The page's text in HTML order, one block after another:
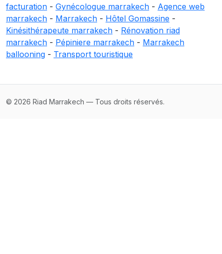
facturation - Gynécologue marrakech - Agence web
marrakech - Marrakech - Hôtel Gomassine -
Kinésithérapeute marrakech - Rénovation riad
marrakech - Pépiniere marrakech - Marrakech
ballooning - Transport touristique
© 2026 Riad Marrakech — Tous droits réservés.